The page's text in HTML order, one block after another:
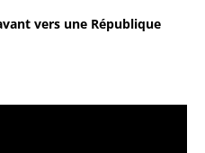
vers une République